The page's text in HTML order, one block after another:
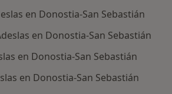
en Donostia-San Sebastián
en Donostia-San Sebastián
en Donostia-San Sebastián
en Donostia-San Sebastián